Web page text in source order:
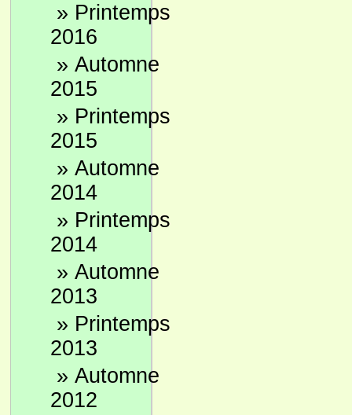
» Printemps
2016
» Automne
2015
» Printemps
2015
» Automne
2014
» Printemps
2014
» Automne
2013
» Printemps
2013
» Automne
2012